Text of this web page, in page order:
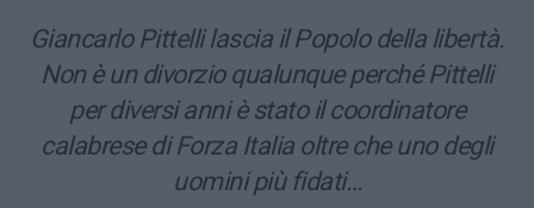
Giancarlo Pittelli lascia il Popolo della libertà.
Non è un divorzio qualunque perché Pittelli
per diversi anni è stato il coordinatore
calabrese di Forza Italia oltre che uno degli
uomini più fidati…